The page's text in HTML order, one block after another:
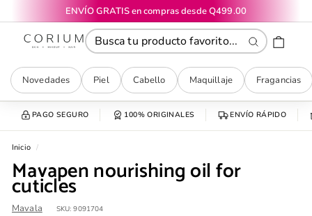
directamente
contenido
diapositivas
pausa
ENVÍO GRATIS en compras desde Q499.00
CORIUM
Buscar
Novedades
Piel Cabello Maquillaje Fragancias
PAGO SEGURO 100% ORIGINALES ENVÍO RÁPIDO
Inicio /
Mavapen nourishing oil for
cuticles
Mavala SKU:9091704